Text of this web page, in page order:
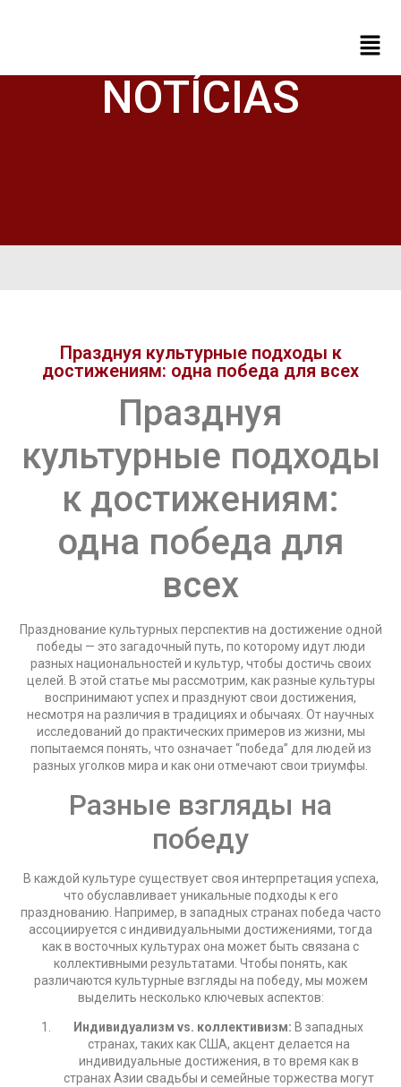
NOTÍCIAS
Празднуя культурные подходы к
достижениям: одна победа для всех
Празднуя
культурные подходы
к достижениям:
одна победа для
всех
Празднование культурных перспектив на достижение одной
победы — это загадочный путь, по которому идут люди
разных национальностей и культур, чтобы достичь своих
целей. В этой статье мы рассмотрим, как разные культуры
воспринимают успех и празднуют свои достижения,
несмотря на различия в традициях и обычаях. От научных
исследований до практических примеров из жизни, мы
попытаемся понять, что означает “победа” для людей из
разных уголков мира и как они отмечают свои триумфы.
Разные взгляды на
победу
В каждой культуре существует своя интерпретация успеха,
что обуславливает уникальные подходы к его
празднованию. Например, в западных странах победа часто
ассоциируется с индивидуальными достижениями, тогда
как в восточных культурах она может быть связана с
коллективными результатами. Чтобы понять, как
различаются культурные взгляды на победу, мы можем
выделить несколько ключевых аспектов:
Индивидуализм vs. коллективизм: В западных
странах, таких как США, акцент делается на
индивидуальные достижения, в то время как в
странах Азии свадьбы и семейные торжества могут